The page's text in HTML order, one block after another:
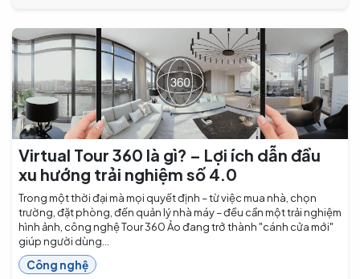
Virtual Tour 360 là gì? – Lợi ích dẫn đầu
xu hướng trải nghiệm số 4.0
Trong một thời đại mà mọi quyết định – từ việc mua nhà, chọn
trường, đặt phòng, đến quản lý nhà máy – đều cần một trải nghiệm
hình ảnh, công nghệ Tour 360 Ảo đang trở thành "cánh cửa mới"
giúp người dùng...
Công nghệ